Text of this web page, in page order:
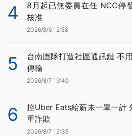
4
8月起已無委員在任 NCC停
核准
2026/8/6 12:58
5
台南團隊打造社區通訊鏈 不
傳輸
2026/8/7 19:40
6
控Uber Eats給薪未一單一計
重詐欺
2026/8/7 12:35